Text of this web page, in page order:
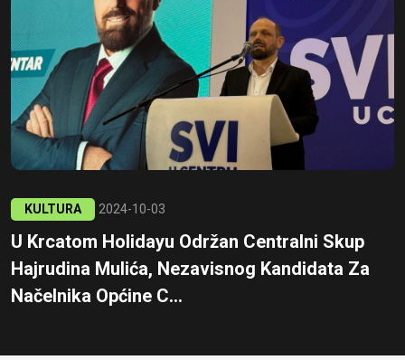
KULTURA 2024-10-03
U Krcatom Holidayu Održan Centralni Skup
Hajrudina Mulića, Nezavisnog Kandidata Za
Načelnika Općine C...